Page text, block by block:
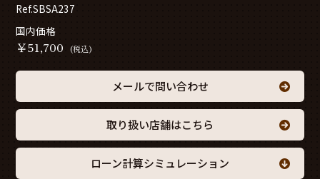
Ref.SBSA237
国内価格
￥51,700 (税込)
メールで問い合わせ
取り扱い店舗はこちら
ローン計算シミュレーション